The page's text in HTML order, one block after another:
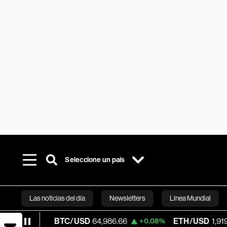
Seleccione un país
Las noticias del día Newsletters Línea Mundial
Bloomberg
BTC/USD 64,986.66 +0.08% ETH/USD 1,919.933